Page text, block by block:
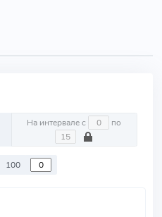
На интервале с по
100